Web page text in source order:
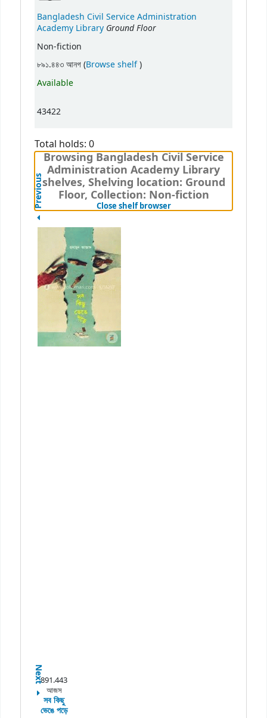
Bangladesh Civil Service Administration
Academy Library Ground Floor
Non-fiction
৮৯১.৪৪৩ আনগ (Browse shelf(Opens below)
)
Available
43422
Total holds: 0
Browsing Bangladesh Civil Service
Administration Academy Library
shelves, Shelving location: Ground
Floor, Collection: Non-fiction
Close shelf browser(Hides shelf browser)
Previous
Next891.443
আজস
সব কিছু
ভেঙে পড়ে